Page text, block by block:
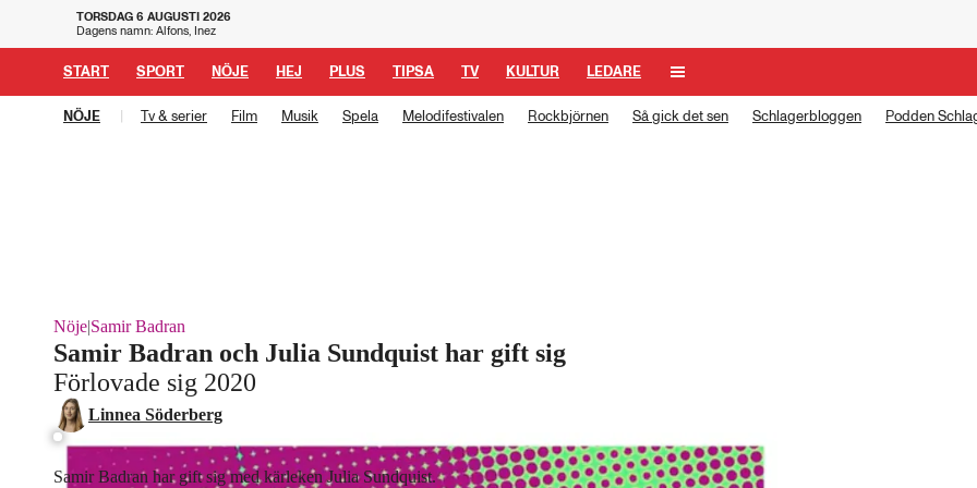
TORSDAG 6 AUGUSTI 2026
Dagens namn: Alfons, Inez
START SPORT NÖJE HEJ PLUS TIPSA TV KULTUR LEDARE
NÖJE Tv & serier Film Musik Spela Melodifestivalen Rockbjörnen Så gick det sen Schlagerbloggen Podden
Nöje|Samir Badran
Samir Badran och Julia Sundquist har gift sig
Förlovade sig 2020
Linnea Söderberg
Laddar ...
Samir Badran har gift sig med kärleken Julia Sundquist.